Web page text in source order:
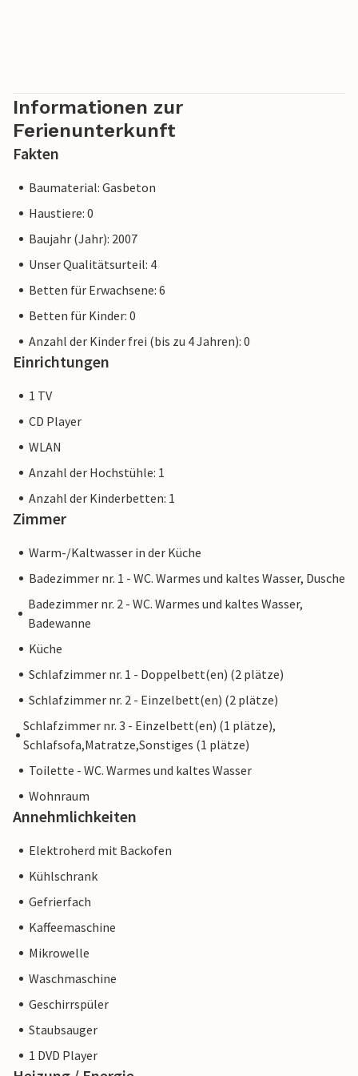
Informationen zur
Ferienunterkunft
Fakten
Baumaterial: Gasbeton
Haustiere: 0
Baujahr (Jahr): 2007
Unser Qualitätsurteil: 4
Betten für Erwachsene: 6
Betten für Kinder: 0
Anzahl der Kinder frei (bis zu 4 Jahren): 0
Einrichtungen
1 TV
CD Player
WLAN
Anzahl der Hochstühle: 1
Anzahl der Kinderbetten: 1
Zimmer
Warm-/Kaltwasser in der Küche
Badezimmer nr. 1 - WC. Warmes und kaltes Wasser, Dusche
Badezimmer nr. 2 - WC. Warmes und kaltes Wasser,
Badewanne
Küche
Schlafzimmer nr. 1 - Doppelbett(en) (2 plätze)
Schlafzimmer nr. 2 - Einzelbett(en) (2 plätze)
Schlafzimmer nr. 3 - Einzelbett(en) (1 plätze),
Schlafsofa,Matratze,Sonstiges (1 plätze)
Toilette - WC. Warmes und kaltes Wasser
Wohnraum
Annehmlichkeiten
Elektroherd mit Backofen
Kühlschrank
Gefrierfach
Kaffeemaschine
Mikrowelle
Waschmaschine
Geschirrspüler
Staubsauger
1 DVD Player